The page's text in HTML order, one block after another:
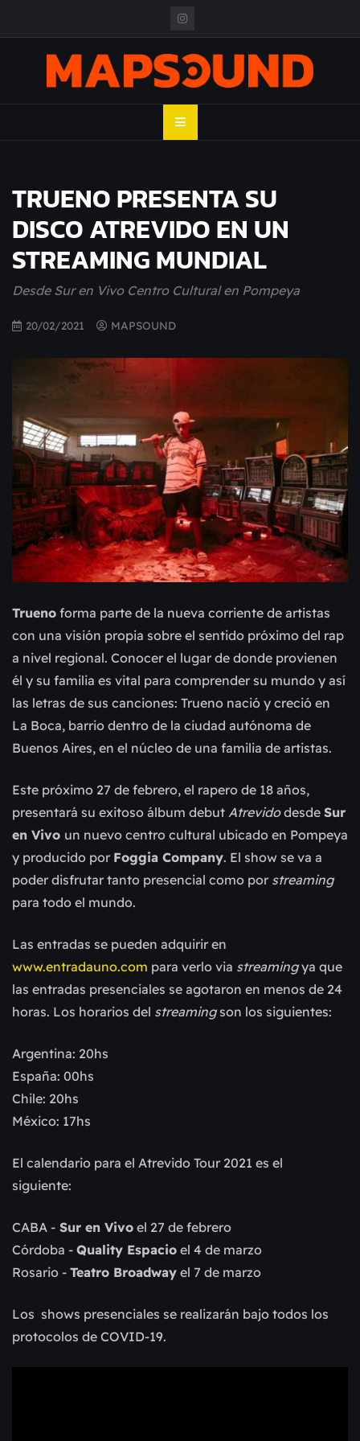
MAPSOUND
TRUENO PRESENTA SU
DISCO ATREVIDO EN UN
STREAMING MUNDIAL
Desde Sur en Vivo Centro Cultural en Pompeya
20/02/2021 MAPSOUND
Trueno forma parte de la nueva corriente de artistas
con una visión propia sobre el sentido próximo del rap
a nivel regional. Conocer el lugar de donde provienen
él y su familia es vital para comprender su mundo y así
las letras de sus canciones: Trueno nació y creció en
La Boca, barrio dentro de la ciudad autónoma de
Buenos Aires, en el núcleo de una familia de artistas.
Este próximo 27 de febrero, el rapero de 18 años,
presentará su exitoso álbum debut Atrevidodesde Sur
en Vivo un nuevo centro cultural ubicado en Pompeya
y producido por Foggia Company. El show se va a
poder disfrutar tanto presencial como por streaming
para todo el mundo.
Las entradas se pueden adquirir en
www.entradauno.com para verlo via streamingya que
las entradas presenciales se agotaron en menos de 24
horas. Los horarios del streaming son los siguientes:
Argentina: 20hs
España: 00hs
Chile: 20hs
México: 17hs
El calendario para el Atrevido Tour 2021 es el
siguiente:
CABA - Sur en Vivo el 27 de febrero
Córdoba - Quality Espacio el 4 de marzo
Rosario - Teatro Broadway el 7 de marzo
Los shows presenciales se realizarán bajo todos los
protocolos de COVID-19.